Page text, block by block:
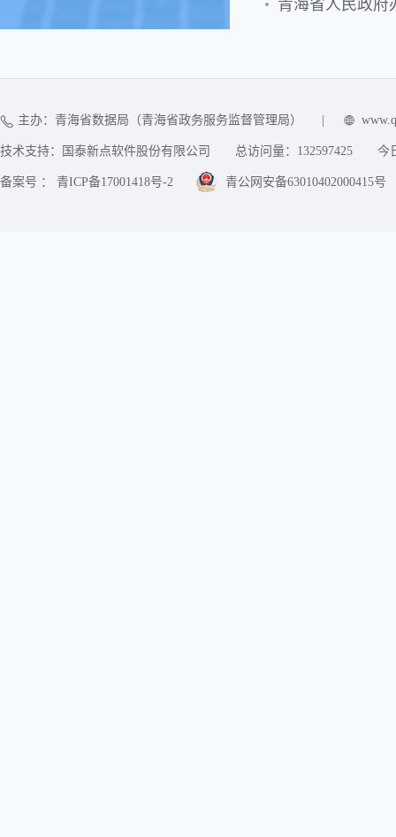
主办：青海省数据局（青海省政务服务监督管理局）
技术支持：国泰新点软件股份有限公司 总访问量： 132597425 今
备案号 ： 青ICP备17001418号-2 青公网安备63010402000415号